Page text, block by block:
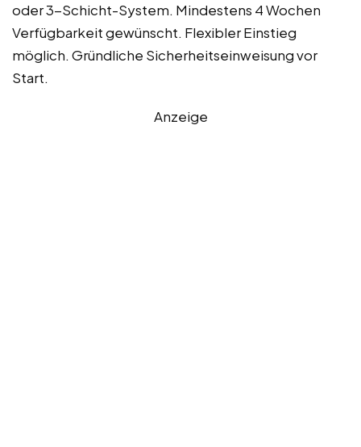
oder 3-Schicht-System. Mindestens 4 Wochen
Verfügbarkeit gewünscht. Flexibler Einstieg
möglich. Gründliche Sicherheitseinweisung vor
Start.
Anzeige